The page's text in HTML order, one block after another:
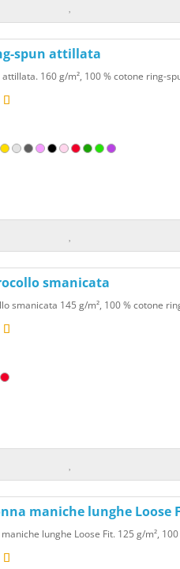
per donna è un modo
brand e creare regali unici.
di alta qualità, puoi
tu voglia esprimere la tua
è la scelta ideale.
spun attillata
160 g/m², 100 % cotone ring-
smanicata
smanicata 145 g/m², 100 % cotone
maniche lunghe Loose
lunghe Loose Fit. 125 g/m²,